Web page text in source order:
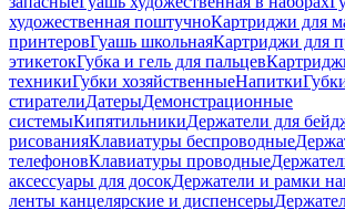
художественная поштучноКартриджи для
принтеровГуашь школьнаяКартриджи для
этикетокГубка и гель для пальцев
техникиГубки хозяйственныеНапитки
стирателиДатерыДемонстрационные
системыКипятильникиДержатели для
рисованияКлавиатуры беспроводные
телефоновКлавиатуры проводные
аксессуары для досокДержатели и рамки
ленты канцелярские и диспенсеры